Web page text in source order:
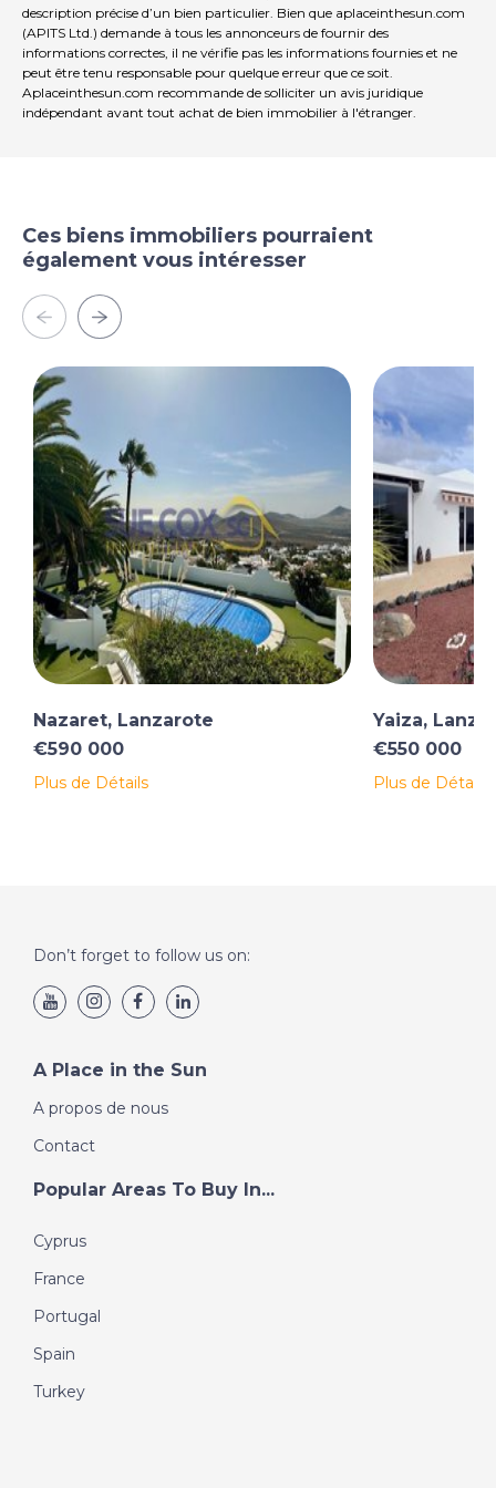
organiser une visite, veuillez envoyer un courriel àhere
en citant le Numéro de référence SCI 1560. Nous avons
pris soin de préparer ces informations, elles sont
fournies à titre indicatif seulement, elles ne font pas
partie d'un contrat. Nous n'acceptons aucune
Grand salon Bar & salle de billard Garage, Atelier et
Parking Piscine privée 1 lit Appartement Construire
exclusive
description précise d’un bien particulier. Bien que aplaceinthesun.com
(APITS Ltd.) demande à tous les annonceurs de fournir des
informations correctes, il ne vérifie pas les informations fournies et ne
peut être tenu responsable pour quelque erreur que ce soit.
Aplaceinthesun.com recommande de solliciter un avis juridique
indépendant avant tout achat de bien immobilier à l'étranger.
Ces biens immobiliers pourraient
également vous intéresser
Nazaret, Lanzarote
€590 000
Plus de Détails
Yaiza,
€550 000
Plus de Détails
Don’t forget to follow us on:
A Place in the Sun
A propos de nous
Contact
Popular Areas To Buy In...
Cyprus
France
Portugal
Spain
Turkey